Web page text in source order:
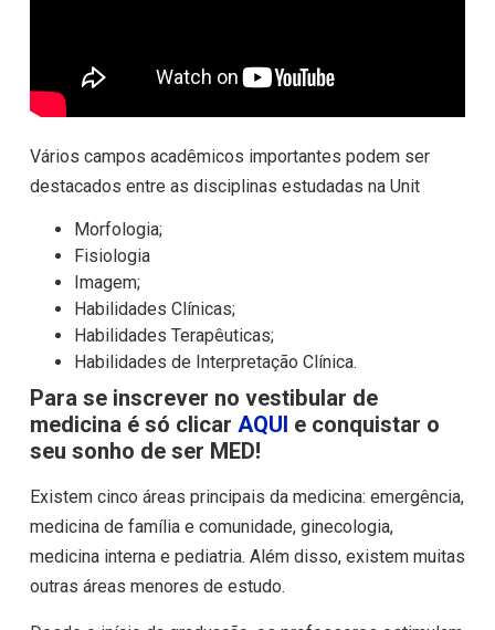
Vários campos acadêmicos importantes podem ser
destacados entre as disciplinas estudadas na Unit
Morfologia;
Fisiologia
Imagem;
Habilidades Clínicas;
Habilidades Terapêuticas;
Habilidades de Interpretação Clínica.
Para se inscrever no vestibular de
medicina é só clicar AQUI e conquistar o
seu sonho de ser MED!
Existem cinco áreas principais da medicina: emergência,
medicina de família e comunidade, ginecologia,
medicina interna e pediatria. Além disso, existem muitas
outras áreas menores de estudo.